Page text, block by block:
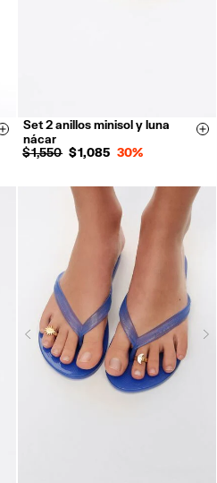
Size & Add
Set 2 anillos minisol y luna
nácar
$ 1,550 $ 1,085 30%
Previous